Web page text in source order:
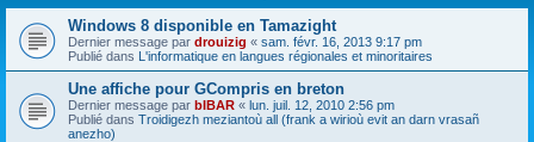
Windows 8 disponible en Tamazight
Dernier message par drouizig « sam. févr. 16, 2013 9:17 pm
Publié dans L'informatique en langues régionales et minoritaires
Une affiche pour GCompris en breton
Dernier message par bIBAR « lun. juil. 12, 2010 2:56 pm
Publié dans Troidigezh meziantoù all (frank a wirioù evit an darn vrasañ
anezho)